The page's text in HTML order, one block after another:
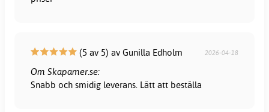
(5 av 5) av Gunilla Edholm 2026-04-18
Om Skapamer.se:
Snabb och smidig leverans. Lätt att beställa